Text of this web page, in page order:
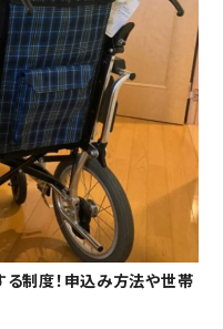
制度！申込み方法や世帯